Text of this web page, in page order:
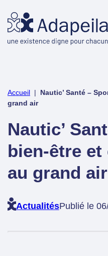
Accueil |
Nautic’ Santé –
grand air
Nautic’
bien-être
au grand air
ActualitésPublié le